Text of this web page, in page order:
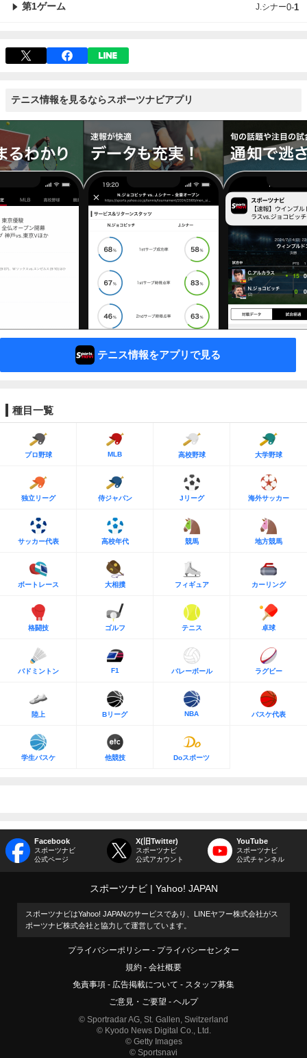
第1ゲーム J.シナー0-1
テニス情報を見るならスポーツナビアプリ
テニス情報をアプリで見る
種目一覧
プロ野球 MLB 高校野球 大学野球
独立リーグ 侍ジャパン Jリーグ 海外サッカー
サッカー代表 高校年代 競馬 地方競馬
ボートレース 大相撲 フィギュア カーリング
格闘技 ゴルフ テニス 卓球
バドミントン F1 バレーボール ラグビー
陸上 Bリーグ NBA バスケ代表
学生バスケ 他競技 Doスポーツ
Facebook
スポーツナビ
公式ページ
X(旧Twitter)
スポーツナビ
公式アカウント
YouTube
スポーツナビ
公式チャンネル
スポーツナビ Yahoo! JAPAN
スポーツナビはYahoo! JAPANのサービスであり、LINEヤフー株式会社がス
ポーツナビ株式会社と協力して運営しています。
プライバシーポリシー
プライバシーセンター
規約
会社概要
免責事項
広告掲載について
スタッフ募集
ご意見・ご要望
ヘルプ
© Sportradar AG, St. Gallen, Switzerland
© Kyodo News Digital Co., Ltd.
© Getty Images
© Sportsnavi